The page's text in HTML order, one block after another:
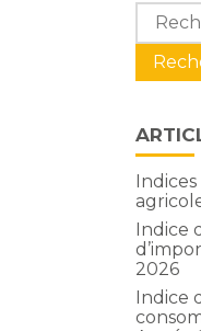
Blog
Indice
2026
Indice